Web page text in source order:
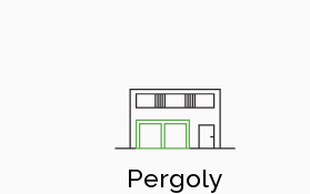
Pergoly